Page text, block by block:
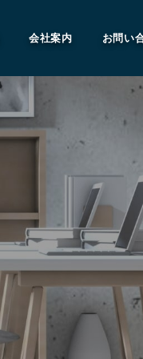
会社案内 お問い